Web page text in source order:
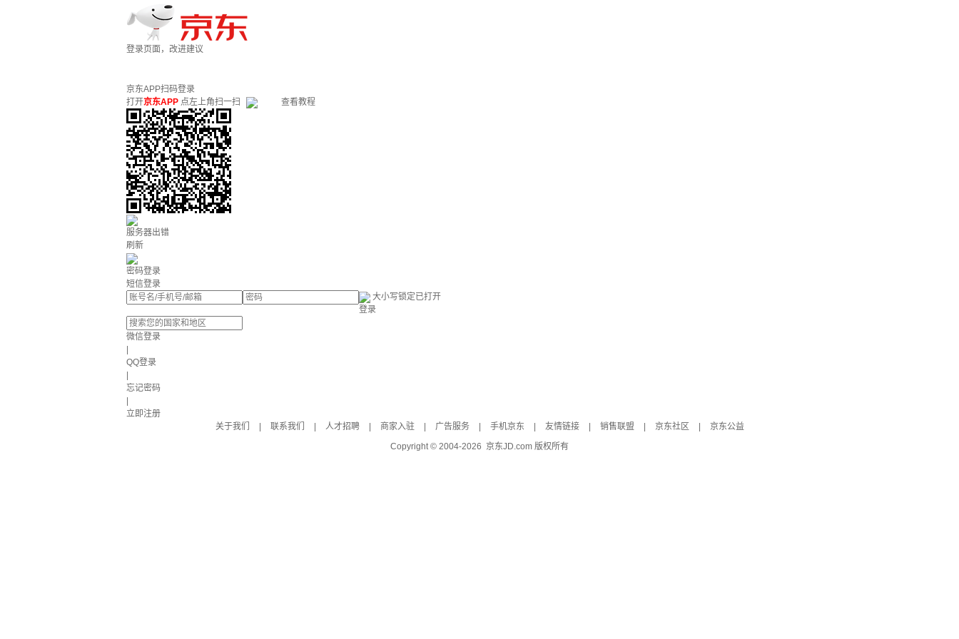
登录页面，改进建议
京东APP扫码登录
打开京东APP 点左上角扫一扫 查看教程
服务器出错
刷新
密码登录
短信登录
大小写锁定已打开
登录
微信登录
QQ登录
忘记密码
立即注册
关于我们
联系我们 人才招聘 商家入驻 广告服务 手机京东 友情链接 销售联盟 京东社区
京东公益
Copyright © 2004-2026 京东JD.com 版权所有